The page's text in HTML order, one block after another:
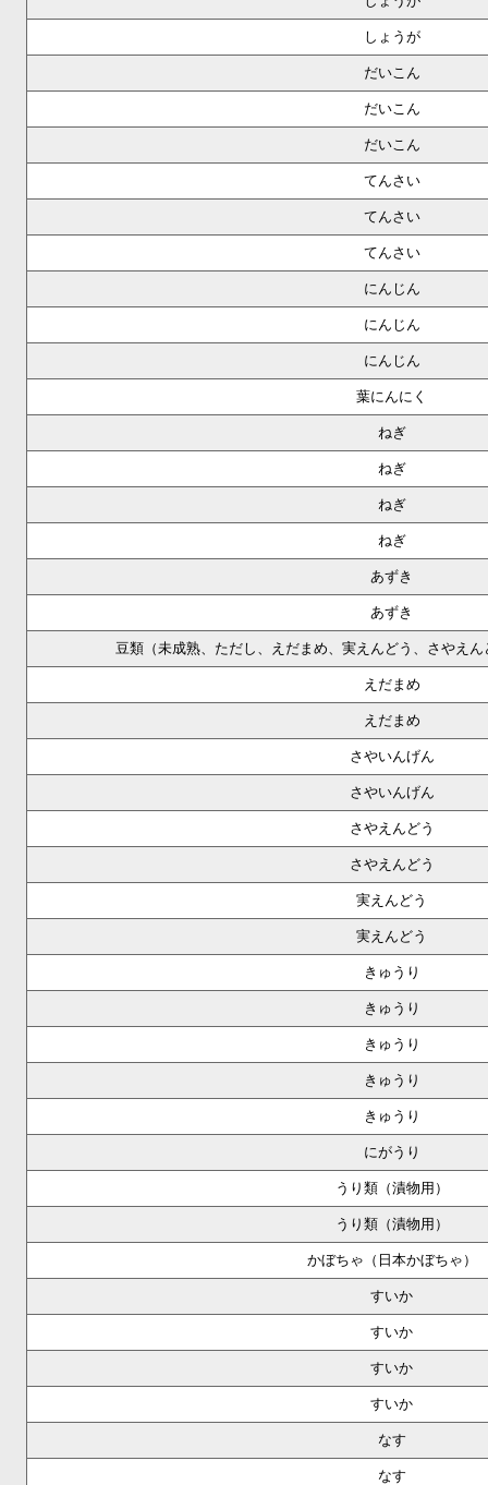
しょうが
だいこん
だいこん
だいこん
てんさい
てんさい
てんさい
にんじん
にんじん
にんじん
葉にんにく
ねぎ
ねぎ
ねぎ
ねぎ
あずき
あずき
豆類（未成熟、ただし、えだまめ、実えんどう、さやえ
えだまめ
えだまめ
さやいんげん
さやいんげん
さやえんどう
さやえんどう
実えんどう
実えんどう
きゅうり
きゅうり
きゅうり
きゅうり
きゅうり
にがうり
うり類（漬物用）
うり類（漬物用）
かぼちゃ（日本かぼちゃ）
すいか
すいか
すいか
すいか
なす
なす